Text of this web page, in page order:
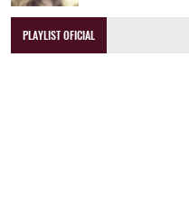
PLAYLIST OFICIAL